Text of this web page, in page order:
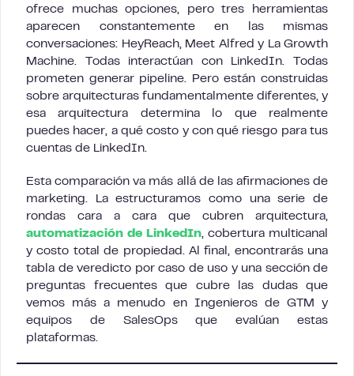
ofrece muchas opciones, pero tres herramientas
aparecen constantemente en las mismas
conversaciones: HeyReach, Meet Alfred y La Growth
Machine. Todas interactúan con LinkedIn. Todas
prometen generar pipeline. Pero están construidas
sobre arquitecturas fundamentalmente diferentes, y
esa arquitectura determina lo que realmente
puedes hacer, a qué costo y con qué riesgo para tus
cuentas de LinkedIn.
Esta comparación va más allá de las afirmaciones de
marketing. La estructuramos como una serie de
rondas cara a cara que cubren arquitectura,
automatización de LinkedIn, cobertura multicanal
y costo total de propiedad. Al final, encontrarás una
tabla de veredicto por caso de uso y una sección de
preguntas frecuentes que cubre las dudas que
vemos más a menudo en Ingenieros de GTM y
equipos de SalesOps que evalúan estas
plataformas.